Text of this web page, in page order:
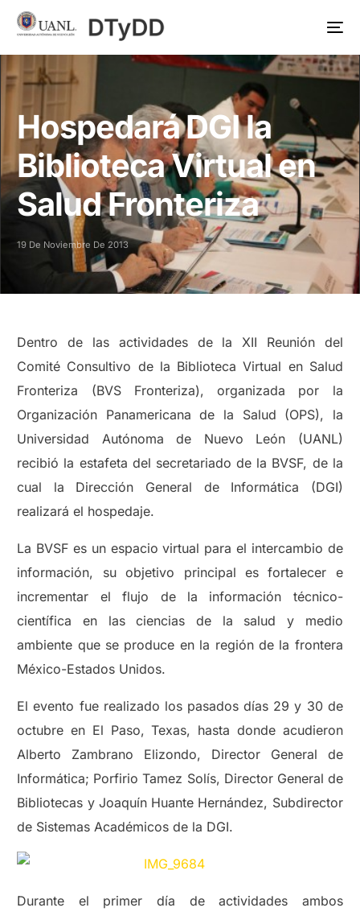
Hospedará DGI la
Biblioteca Virtual en
Salud Fronteriza
19 De Noviembre De 2013
Dentro de las actividades de la XII Reunión del
Comité Consultivo de la Biblioteca Virtual en Salud
Fronteriza (BVS Fronteriza), organizada por la
Organización Panamericana de la Salud (OPS), la
Universidad Autónoma de Nuevo León (UANL)
recibió la estafeta del secretariado de la BVSF, de la
cual la Dirección General de Informática (DGI)
realizará el hospedaje.
La BVSF es un espacio virtual para el intercambio de
información, su objetivo principal es fortalecer e
incrementar el flujo de la información técnico-
científica en las ciencias de la salud y medio
ambiente que se produce en la región de la frontera
México-Estados Unidos.
El evento fue realizado los pasados días 29 y 30 de
octubre en El Paso, Texas, hasta donde acudieron
Alberto Zambrano Elizondo, Director General de
Informática; Porfirio Tamez Solís, Director General de
Bibliotecas y Joaquín Huante Hernández, Subdirector
de Sistemas Académicos de la DGI.
Durante el primer día de actividades ambos